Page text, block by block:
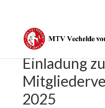
Einladung
2025